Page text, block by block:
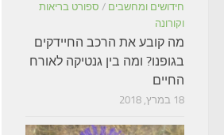
חידושים ומחשבים / ספורט בריאות
וקורונה
מה קובע את הרכב החיידקים
בגופנו? ומה בין גנטיקה לאורח
החיים
18 במרץ, 2018